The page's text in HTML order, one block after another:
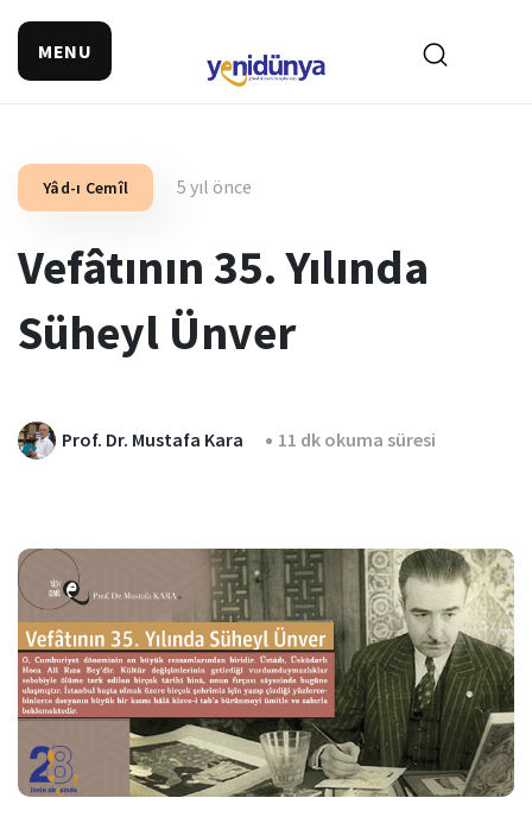
MENU
Yâd-ı Cemîl 5 yıl önce
Vefâtının 35. Yılında
Süheyl Ünver
Prof. Dr. Mustafa Kara 11 dk okuma süresi